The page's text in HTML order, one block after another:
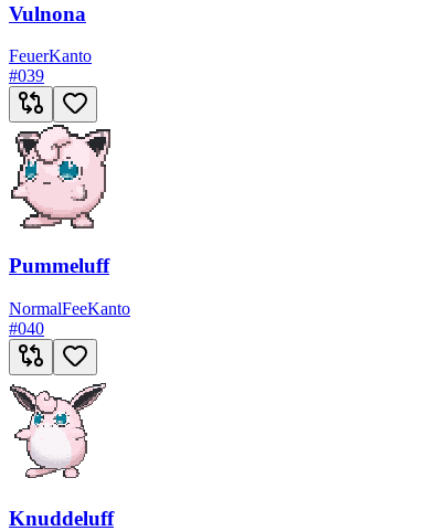
Vulnona
FeuerKanto
#039
Pummeluff
NormalFeeKanto
#040
Knuddeluff